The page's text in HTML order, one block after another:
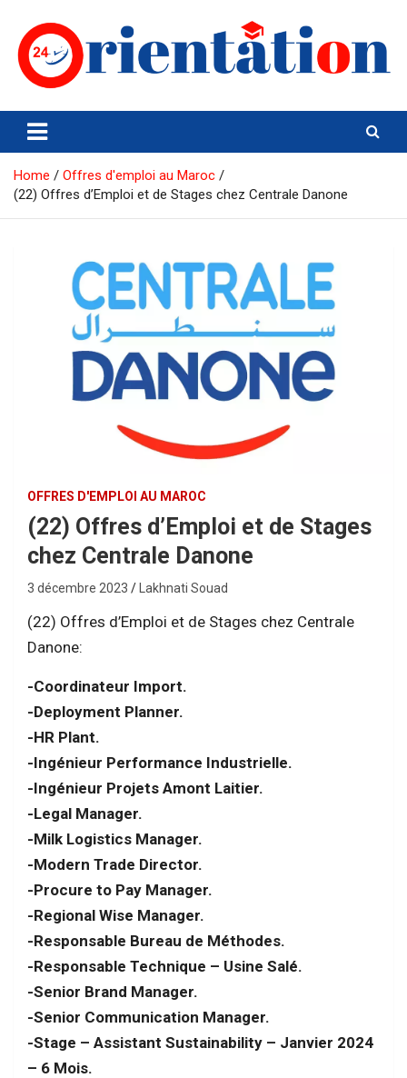
content
Orientation24
Emploi et Orientation au Maroc
Home
Offres d'emploi au Maroc
(22) Offres d’Emploi et de Stages chez Centrale Danone
OFFRES D'EMPLOI AU MAROC
(22) Offres d’Emploi et de Stages
chez Centrale Danone
3 décembre 2023 Lakhnati Souad
(22) Offres d’Emploi et de Stages chez Centrale
Danone:
-Coordinateur Import.
-Deployment Planner.
-HR Plant.
-Ingénieur Performance Industrielle.
-Ingénieur Projets Amont Laitier.
-Legal Manager.
-Milk Logistics Manager.
-Modern Trade Director.
-Procure to Pay Manager.
-Regional Wise Manager.
-Responsable Bureau de Méthodes.
-Responsable Technique – Usine Salé.
-Senior Brand Manager.
-Senior Communication Manager.
-Stage – Assistant Sustainability – Janvier 2024
– 6 Mois.